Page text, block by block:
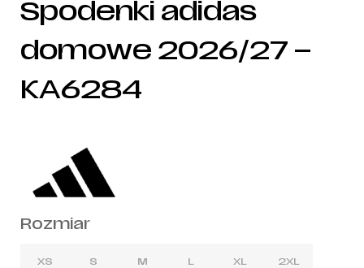
Spodenki adidas
domowe 2026/27 –
KA6284
Rozmiar
XS S M L XL 2XL